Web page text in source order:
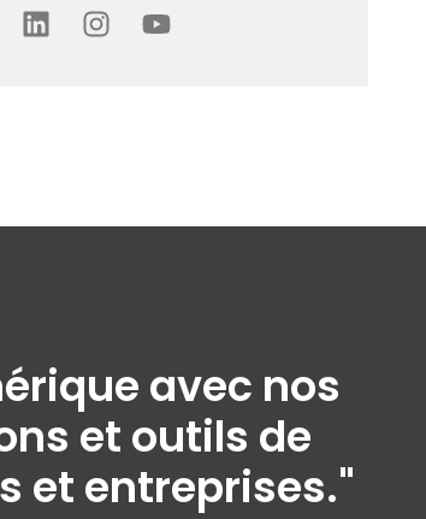
avec nos
et outils de
et entreprises."